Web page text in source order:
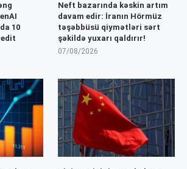
10
Neft bazarında kəskin artım
davam edir: İranın Hörmüz
təşəbbüsü qiymətləri sərt
şəkildə yuxarı qaldırır!
07/08/2026